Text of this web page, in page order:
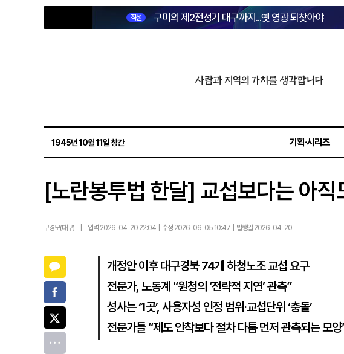
직설 구미의 제2전성기 대구까지...옛 영광 되찾아야
사람과 지역의 가치를 생각합니다
1945년 10월 11일 창간 기획·시리즈
[노란봉투법 한달] 교섭보다는 아직
구경모(대구) 입력 2026-04-20 22:04 | 수정 2026-06-05 10:47 | 발행일 2026-04-20
개정안 이후 대구경북 74개 하청노조 교섭 요구
전문가, 노동계 “원청의 ‘전략적 지연’ 관측”
성사는 ‘1곳’, 사용자성 인정 범위·교섭단위 ‘충돌’
전문가들 “제도 안착보다 절차 다툼 먼저 관측되는 모양